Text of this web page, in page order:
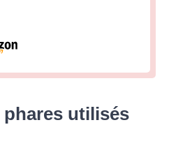
utilisés